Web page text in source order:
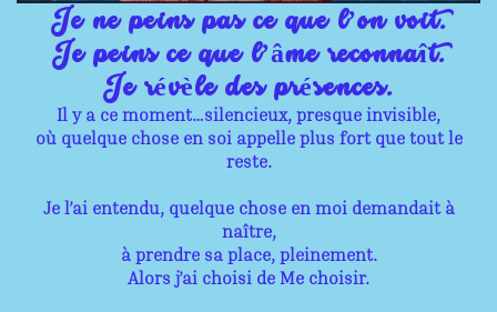
Je ne peins pas ce que l’on voit.
Je peins ce que l’âme reconnaît.
Je révèle des présences.
Il y a ce moment…silencieux, presque invisible,
où quelque chose en soi appelle plus fort que tout le
reste.
Je l’ai entendu, quelque chose en moi demandait à
naître,
à prendre sa place, pleinement.
Alors j’ai choisi de Me choisir.